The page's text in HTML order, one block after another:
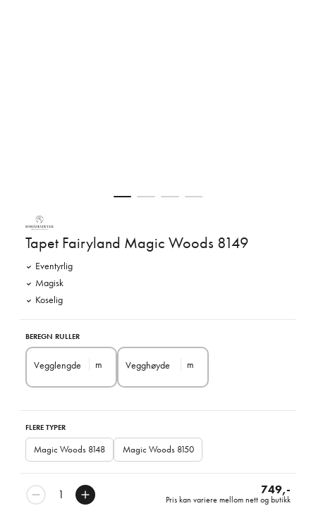
Tapet Fairyland Magic Woods 8149
Eventyrlig
Magisk
Koselig
BEREGN RULLER
Vegglengde m Vegghøyde m
FLERE TYPER
Magic Woods 8148 Magic Woods 8150
749,-
Pris kan variere mellom nett og butikk